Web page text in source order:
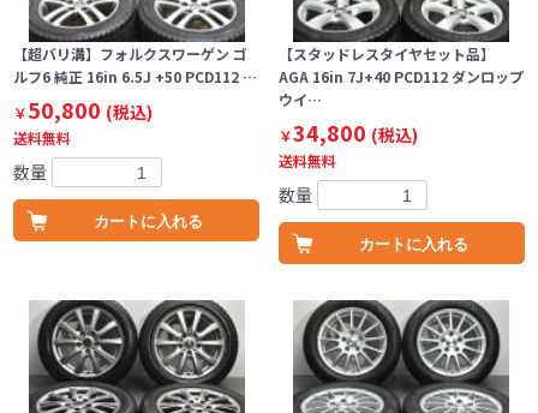
【超バリ溝】フォルクスワーゲン ゴ
ルフ6 純正 16in 6.5J +50 PCD112 …
￥50,800 (税込)
送料無料
数量
カートに入れる
【スタッドレスタイヤセット品】
AGA 16in 7J+40 PCD112 ダンロップ
ウイ…
￥34,800 (税込)
送料無料
数量
カートに入れる